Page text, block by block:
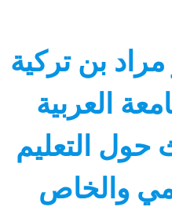
مراد بن تركية
العربية
حول التعليم
والخاص